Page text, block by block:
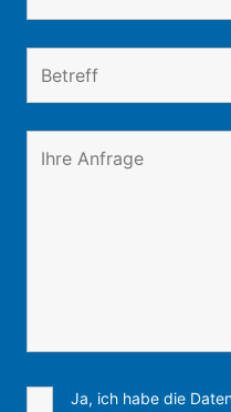
Ja, ich habe die